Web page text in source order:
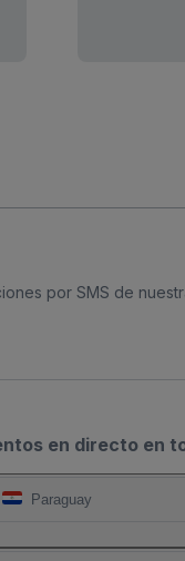
por SMS de
en directo en
Paraguay